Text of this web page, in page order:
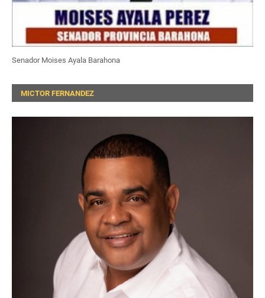
Senador Moises Ayala Barahona
MICTOR FERNANDEZ